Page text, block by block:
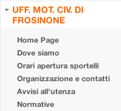
UFF. MOT. CIV. DI
FROSINONE
Home Page
Dove siamo
Orari apertura sportelli
Organizzazione e contatti
Avvisi all'utenza
Normative